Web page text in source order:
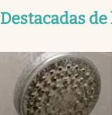
Destacadas de